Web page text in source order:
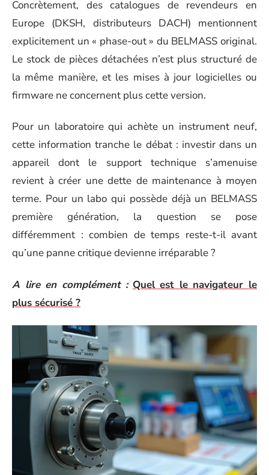
Concrètement, des catalogues de revendeurs en
Europe (DKSH, distributeurs DACH) mentionnent
explicitement un « phase-out » du BELMASS original.
Le stock de pièces détachées n’est plus structuré de
la même manière, et les mises à jour logicielles ou
firmware ne concernent plus cette version.
Pour un laboratoire qui achète un instrument neuf,
cette information tranche le débat : investir dans un
appareil dont le support technique s’amenuise
revient à créer une dette de maintenance à moyen
terme. Pour un labo qui possède déjà un BELMASS
première génération, la question se pose
différemment : combien de temps reste-t-il avant
qu’une panne critique devienne irréparable ?
A lire en complément : Quel est le navigateur le
plus sécurisé ?